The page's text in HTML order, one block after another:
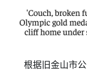
根据旧金山市